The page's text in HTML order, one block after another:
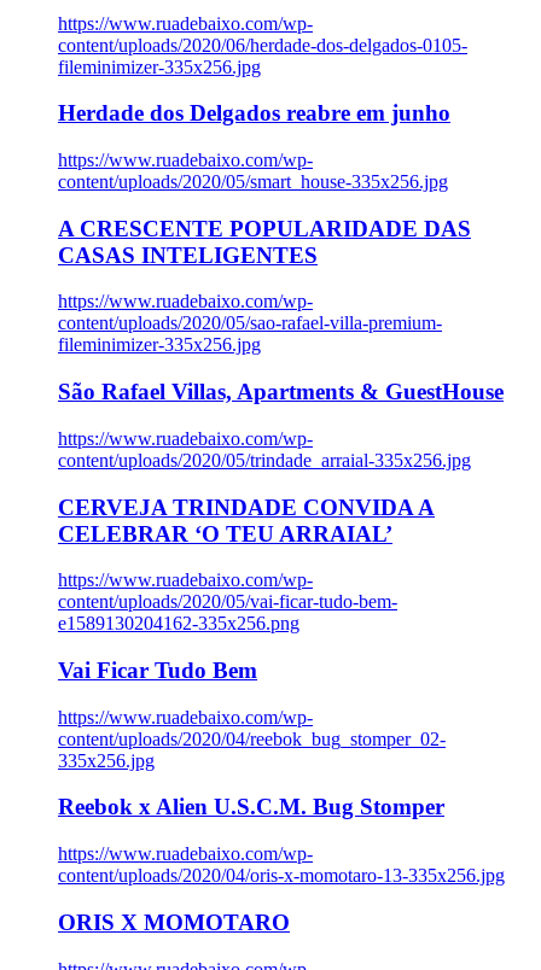
https://www.ruadebaixo.com/wp-
content/uploads/2020/06/herdade-dos-delgados-0105-
fileminimizer-335x256.jpg
Herdade dos Delgados reabre em junho
https://www.ruadebaixo.com/wp-
content/uploads/2020/05/smart_house-335x256.jpg
A CRESCENTE POPULARIDADE DAS
CASAS INTELIGENTES
https://www.ruadebaixo.com/wp-
content/uploads/2020/05/sao-rafael-villa-premium-
fileminimizer-335x256.jpg
São Rafael Villas, Apartments & GuestHouse
https://www.ruadebaixo.com/wp-
content/uploads/2020/05/trindade_arraial-335x256.jpg
CERVEJA TRINDADE CONVIDA A
CELEBRAR ‘O TEU ARRAIAL’
https://www.ruadebaixo.com/wp-
content/uploads/2020/05/vai-ficar-tudo-bem-
e1589130204162-335x256.png
Vai Ficar Tudo Bem
https://www.ruadebaixo.com/wp-
content/uploads/2020/04/reebok_bug_stomper_02-
335x256.jpg
Reebok x Alien U.S.C.M. Bug Stomper
https://www.ruadebaixo.com/wp-
content/uploads/2020/04/oris-x-momotaro-13-335x256.jpg
ORIS X MOMOTARO